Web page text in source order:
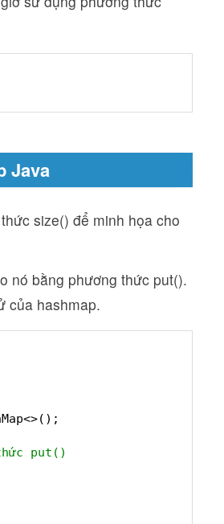
Java
size() để minh họa cho
nó bằng phương thức put().
của hashmap.
put()